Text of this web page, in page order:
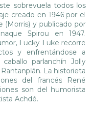
sobrevuela todos los
creado en 1946 por el
(Morris) y publicado por
Spirou en 1947.
Lucky Luke recorre
y enfrentándose a
parlanchín Jolly
La historieta
del francés René
son del humorista
Achdé.